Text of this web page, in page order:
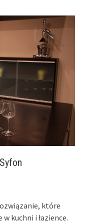
które
kuchni i łazience.